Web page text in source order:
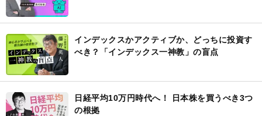
インデックスかアクティブか、どっちに投資す
べき？「インデックス一神教」の盲点
日経平均10万円時代へ！ 日本株を買うべき3つ
の根拠